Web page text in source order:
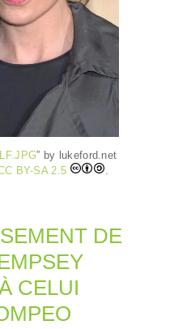
” by lukeford.net
BY-SA 2.5 .
DE
CELUI